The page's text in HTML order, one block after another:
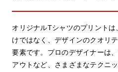
オリジナルTシャツのプリント
けではなく、デザインのクオリ
要素です。プロのデザイナーは
アウトなど、さまざまなテクニ